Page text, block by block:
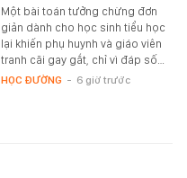
Một bài toán tưởng chừng đơn
giản dành cho học sinh tiểu học
lại khiến phụ huynh và giáo viên
tranh cãi gay gắt, chỉ vì đáp số…
HỌC ĐƯỜNG - 6 giờ trước